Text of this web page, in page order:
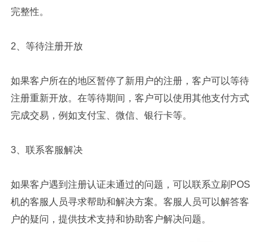
完整性。
2、等待注册开放
如果客户所在的地区暂停了新用户的注册，客户可以等待
注册重新开放。在等待期间，客户可以使用其他支付方式
完成交易，例如支付宝、微信、银行卡等。
3、联系客服解决
如果客户遇到注册认证未通过的问题，可以联系立刷POS
机的客服人员寻求帮助和解决方案。客服人员可以解答客
户的疑问，提供技术支持和协助客户解决问题。